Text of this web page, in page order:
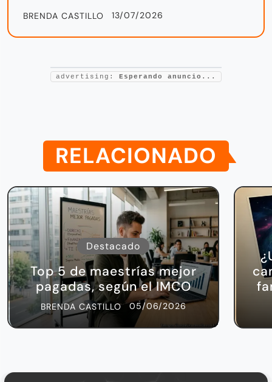
BRENDA CASTILLO 13/07/2026
advertising: Esperando anuncio...
RELACIONADO
Destacado
Top 5 de maestrías mejor
pagadas, según el IMCO
BRENDA CASTILLO 05/06/2026